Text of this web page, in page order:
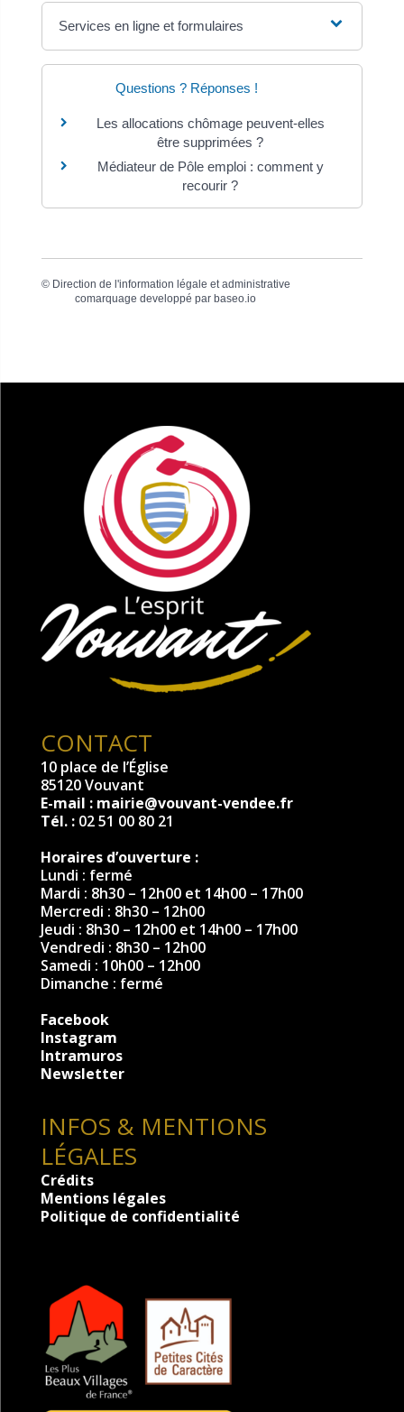
Services en ligne et formulaires
Questions ? Réponses !
Les allocations chômage peuvent-elles
être supprimées ?
Médiateur de Pôle emploi : comment y
recourir ?
© Direction de l'information légale et administrative
comarquage developpé parbaseo.io
CONTACT
10 place de l’Église
85120 Vouvant
E-mail : mairie@vouvant-vendee.fr
Tél. : 02 51 00 80 21
Horaires d’ouverture :
Lundi : fermé
Mardi : 8h30 – 12h00 et 14h00 – 17h00
Mercredi : 8h30 – 12h00
Jeudi : 8h30 – 12h00 et 14h00 – 17h00
Vendredi : 8h30 – 12h00
Samedi : 10h00 – 12h00
Dimanche : fermé
Facebook
Instagram
Intramuros
Newsletter
INFOS & MENTIONS
LÉGALES
Crédits
Mentions légales
Politique de confidentialité